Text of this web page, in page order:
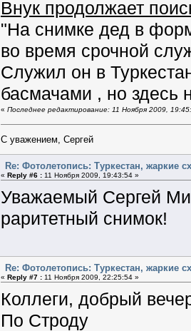
Внук продолжает
"На снимке дед в
во время срочной
Служил он в
басмачами , но здесь
« Последнее редактирование: 11 Ноября 2009,
С уважением, Сергей
Re: Фотолетопись: Туркестан, жаркие
« Reply #6 :11 Ноября 2009, 19:43:54 »
Уважаемый Сергей
раритетный снимок!
Re: Фотолетопись: Туркестан, жаркие
« Reply #7 :11 Ноября 2009, 22:25:54 »
Коллеги, добрый
По Строду